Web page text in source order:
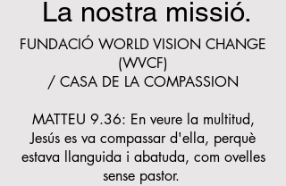
La nostra missió.
FUNDACIÓ WORLD VISION CHANGE
(WVCF)
/ CASA DE LA COMPASSION
MATTEU 9.36: En veure la multitud,
Jesús es va compassar d'ella, perquè
estava llanguida i abatuda, com ovelles
sense pastor.